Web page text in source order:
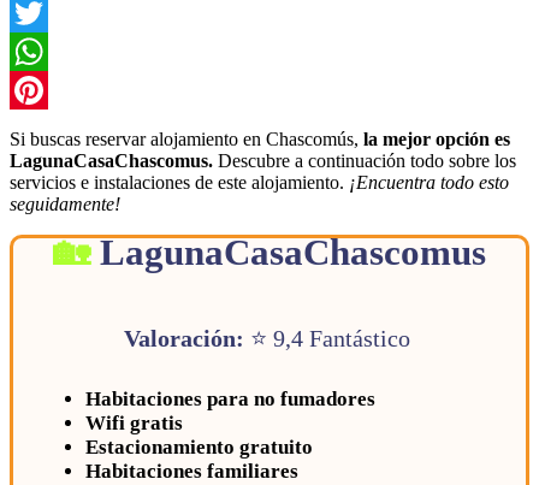
Facebook
Twitter
WhatsApp
Pinterest
Si buscas reservar alojamiento en Chascomús, la mejor opción es
LagunaCasaChascomus. Descubre a continuación todo sobre los
servicios e instalaciones de este alojamiento. ¡Encuentra todo esto
seguidamente!
LagunaCasaChascomus
Valoración: ⭐ 9,4 Fantástico
Habitaciones para no fumadores
Wifi gratis
Estacionamiento gratuito
Habitaciones familiares